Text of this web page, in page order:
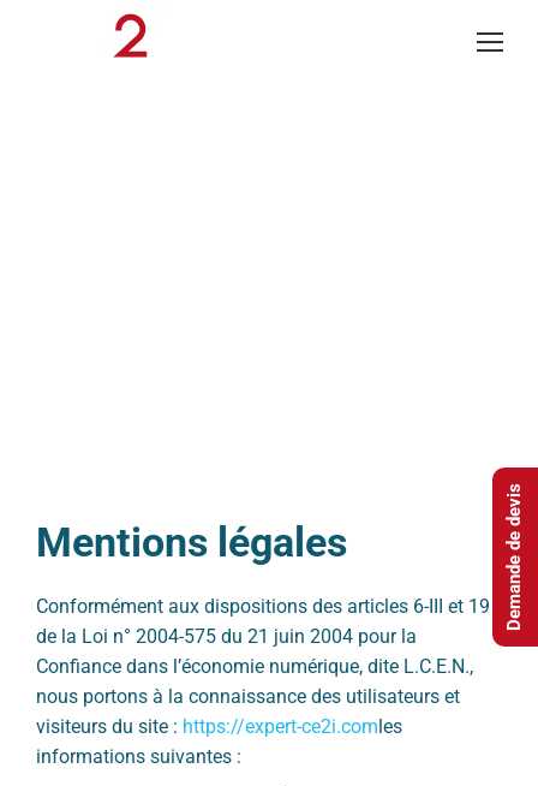
Mentions légales
Conformément aux dispositions des articles 6-III et 19
de la Loi n° 2004-575 du 21 juin 2004 pour la
Confiance dans l’économie numérique, dite L.C.E.N.,
nous portons à la connaissance des utilisateurs et
visiteurs du site : https://expert-ce2i.comles
informations suivantes :
Demande de devis